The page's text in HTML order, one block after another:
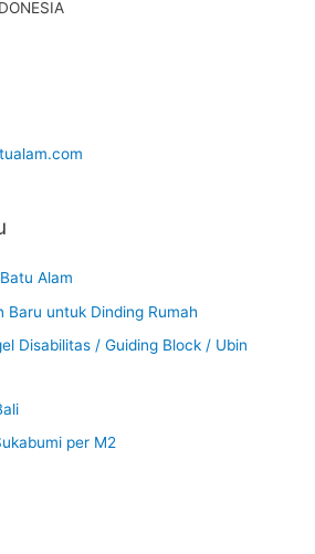
Alam
Baru untuk Dinding Rumah
Disabilitas / Guiding Block / Ubin
per M2